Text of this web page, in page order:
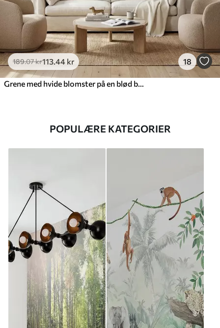
189.07kr113 .44 kr 18
POPULÆRE KATEGORIER